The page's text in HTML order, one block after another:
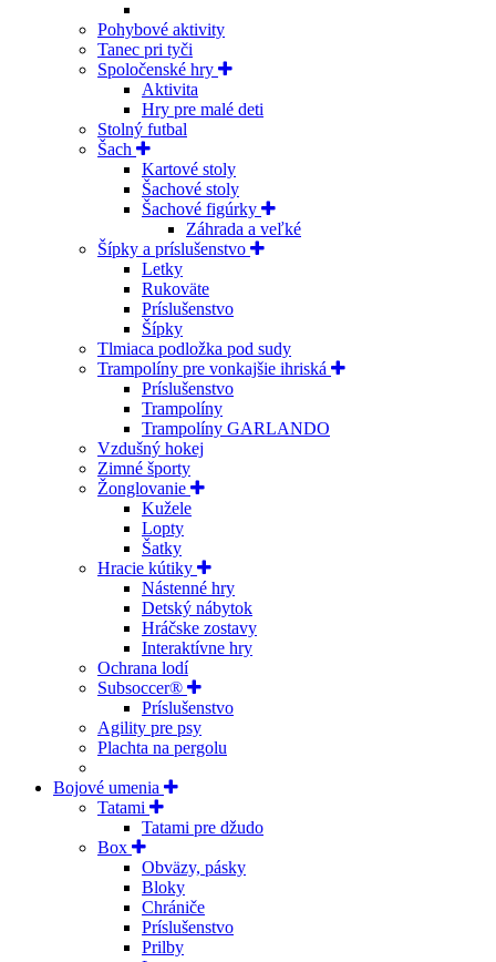
Pohybové aktivity
Tanec pri tyči
Spoločenské hry
Aktivita
Hry pre malé deti
Stolný futbal
Šach
Kartové stoly
Šachové stoly
Šachové figúrky
Záhrada a veľké
Šípky a príslušenstvo
Letky
Rukoväte
Príslušenstvo
Šípky
Tlmiaca podložka pod sudy
Trampolíny pre vonkajšie ihriská
Príslušenstvo
Trampolíny
Trampolíny GARLANDO
Vzdušný hokej
Zimné športy
Žonglovanie
Kužele
Lopty
Šatky
Hracie kútiky
Nástenné hry
Detský nábytok
Hráčske zostavy
Interaktívne hry
Ochrana lodí
Subsoccer®
Príslušenstvo
Agility pre psy
Plachta na pergolu
Bojové umenia
Tatami
Tatami pre džudo
Box
Obväzy, pásky
Bloky
Chrániče
Príslušenstvo
Prilby